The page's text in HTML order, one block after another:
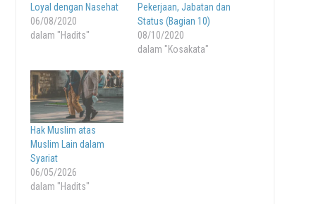
Loyal dengan Nasehat
06/08/2020
dalam "Hadits"
Pekerjaan, Jabatan dan
Status (Bagian 10)
08/10/2020
dalam "Kosakata"
Hak Muslim atas
Muslim Lain dalam
Syariat
06/05/2026
dalam "Hadits"